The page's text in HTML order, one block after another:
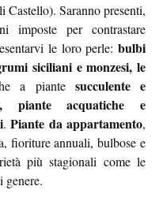
Castello). Saranno presenti,
imposte per contrastare
le loro perle: bulbi
siciliani e monzesi, le
a piante succulente e
piante acquatiche e
. Piante da appartamento,
fioriture annuali, bulbose e
più stagionali come le